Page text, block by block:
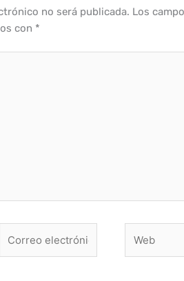
no será publicada. Los
con *
electrónico*